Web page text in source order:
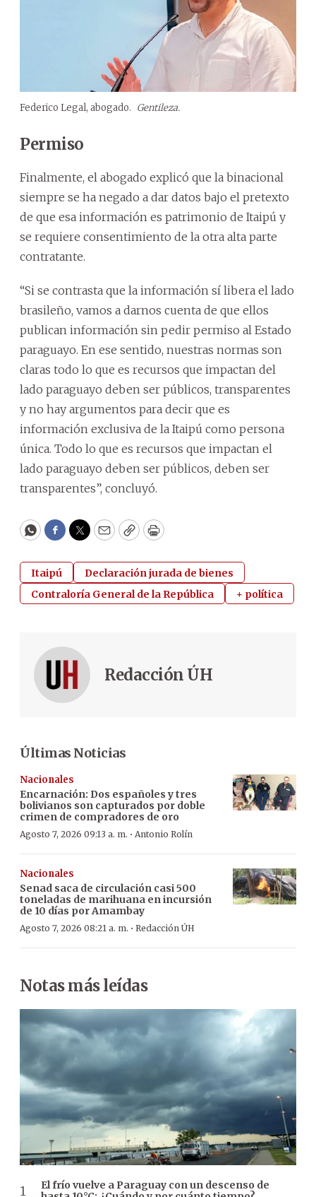
Federico Legal, abogado. Gentileza.
Permiso
Finalmente, el abogado explicó que la binacional
siempre se ha negado a dar datos bajo el pretexto
de que esa información es patrimonio de Itaipú y
se requiere consentimiento de la otra alta parte
contratante.
“Si se contrasta que la información sí libera el lado
brasileño, vamos a darnos cuenta de que ellos
publican información sin pedir permiso al Estado
paraguayo. En ese sentido, nuestras normas son
claras todo lo que es recursos que impactan del
lado paraguayo deben ser públicos, transparentes
y no hay argumentos para decir que es
información exclusiva de la Itaipú como persona
única. Todo lo que es recursos que impactan el
lado paraguayo deben ser públicos, deben ser
transparentes”, concluyó.
WhatsApp
Facebook
Twitter
EmailCopyPrint
Itaipú
Declaración jurada de bienes
Contraloría General de la República
+ política
Redacción ÚH
Últimas Noticias
Nacionales
Encarnación: Dos españoles y tres
bolivianos son capturados por doble
crimen de compradores de oro
Agosto 7, 2026 09:13 a. m. · Antonio Rolín
Nacionales
Senad saca de circulación casi 500
toneladas de marihuana en incursión
de 10 días por Amambay
Agosto 7, 2026 08:21 a. m. · Redacción ÚH
Notas más leídas
El frío vuelve a Paraguay con un descenso de